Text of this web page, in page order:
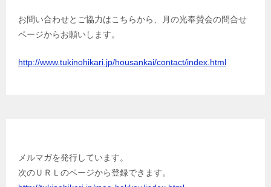
お問い合わせとご協力はこちらから、月の光奉賛会の問合せ
ページからお願いします。
http://www.tukinohikari.jp/housankai/contact/index.html
メルマガを発行しています。
次のＵＲＬのページから登録できます。